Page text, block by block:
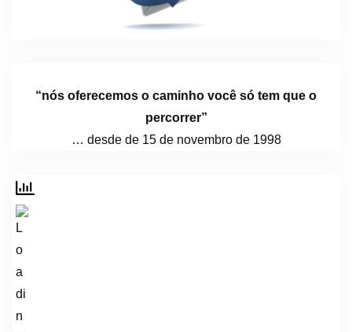
“nós oferecemos o caminho você só tem que o
percorrer”
… desde de 15 de novembro de 1998